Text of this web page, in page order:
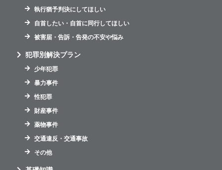
執行猶予判決にしてほしい
自首したい・自首に同行してほしい
被害届・告訴・告発の不安や悩み
犯罪別解決プラン
少年犯罪
暴力事件
性犯罪
財産事件
薬物事件
交通違反・交通事故
その他